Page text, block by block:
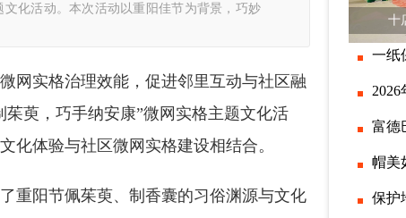
化活动。本次活动以重阳佳节为背景，巧妙
网实格治理效能，促进邻里互动与社区融
茱萸，巧手纳安康”微网实格主题文化活
化体验与社区微网实格建设相结合。
重阳节佩茱萸、制香囊的习俗渊源与文化
十
一纸
富德
帽美
保护